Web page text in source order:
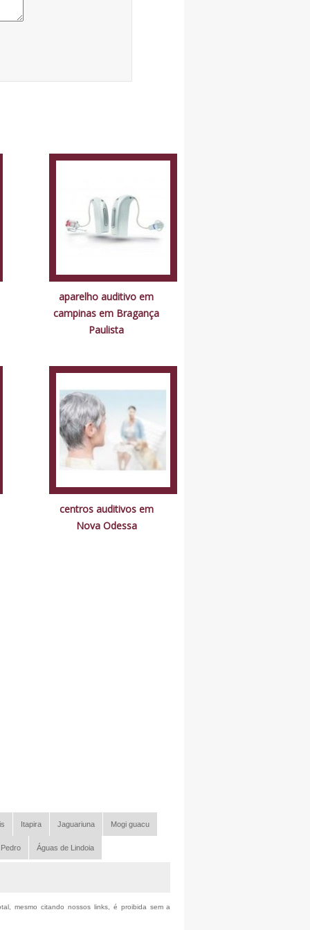
aparelho auditivo em
campinas em Bragança
Paulista
centros auditivos em
Nova Odessa
Itapira Jaguariuna Mogi guacu
Águas de Lindoia
mesmo citando nossos links, é proibida sem a